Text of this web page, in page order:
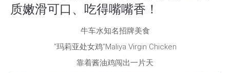
质嫩滑可口、吃得嘴嘴香！
牛车水知名招牌美食
“玛莉亚处女鸡”Maliya Virgin Chicken
靠着酱油鸡闯出一片天